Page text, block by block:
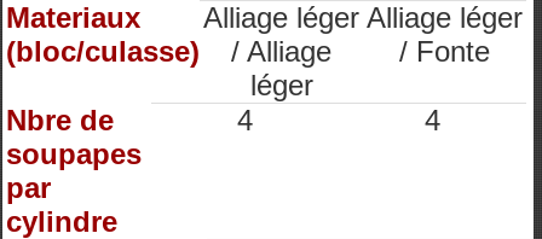
Materiaux
(bloc/culasse)
Alliage léger
/ Alliage
léger
Alliage léger
/ Fonte
Nbre de
soupapes
par
cylindre
4 4